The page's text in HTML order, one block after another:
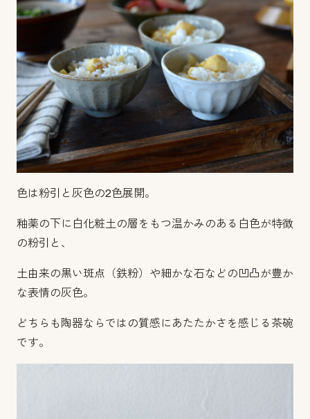
色は粉引と灰色の2色展開。
釉薬の下に白化粧土の層をもつ温かみのある白色が特徴
の粉引と、
土由来の黒い斑点（鉄粉）や細かな石などの凹凸が豊か
な表情の灰色。
どちらも陶器ならではの質感にあたたかさを感じる茶碗
です。